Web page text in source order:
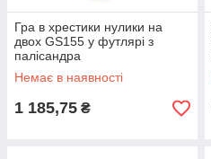
Гра в хрестики нулики на
двох GS155 у футлярі з
палісандра
Немає в наявності
1 185,75 ₴